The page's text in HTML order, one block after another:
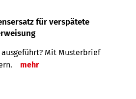
für verspätete
Mit Musterbrief
mehr